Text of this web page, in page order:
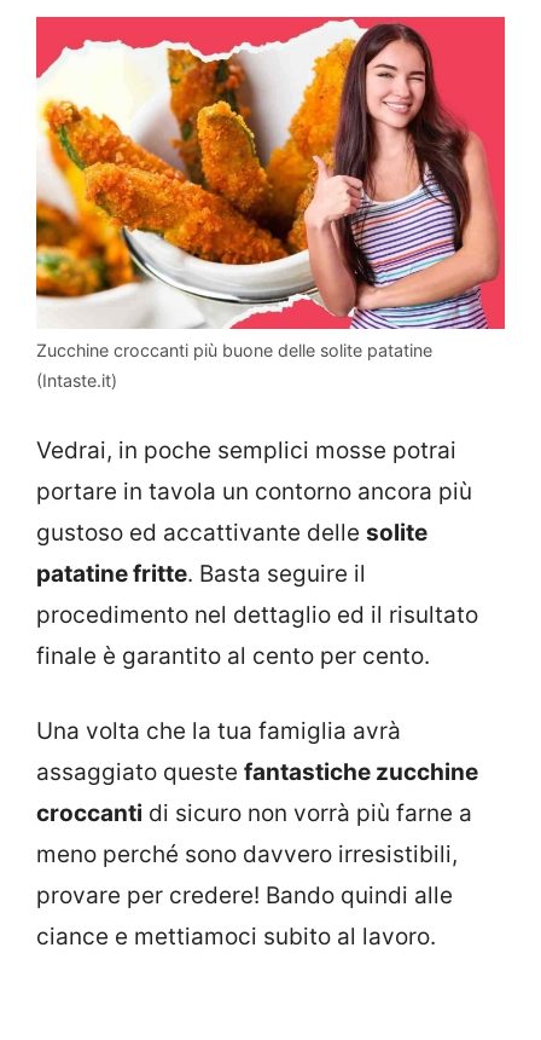
Zucchine croccanti più buone delle solite patatine
(Intaste.it)
Vedrai, in poche semplici mosse potrai
portare in tavola un contorno ancora più
gustoso ed accattivante delle solite
patatine fritte. Basta seguire il
procedimento nel dettaglio ed il risultato
finale è garantito al cento per cento.
Una volta che la tua famiglia avrà
assaggiato queste fantastiche zucchine
croccanti di sicuro non vorrà più farne a
meno perché sono davvero irresistibili,
provare per credere! Bando quindi alle
ciance e mettiamoci subito al lavoro.